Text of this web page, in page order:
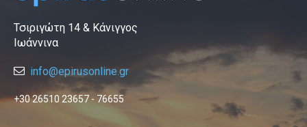
Τσιριγώτη 14 & Κάνιγγος
Ιωάννινα
info@epirusonline.gr
+30 26510 23657 - 76655